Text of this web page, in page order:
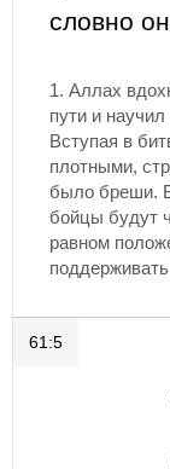
словно
1. Аллах
пути и
Вступая в
плотными,
было бреши.
бойцы будут
равном
поддерживать
61:5